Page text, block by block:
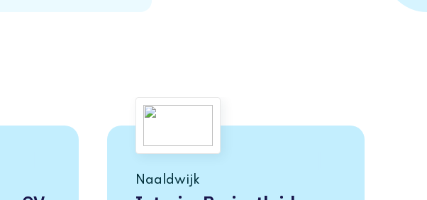
Naaldwijk